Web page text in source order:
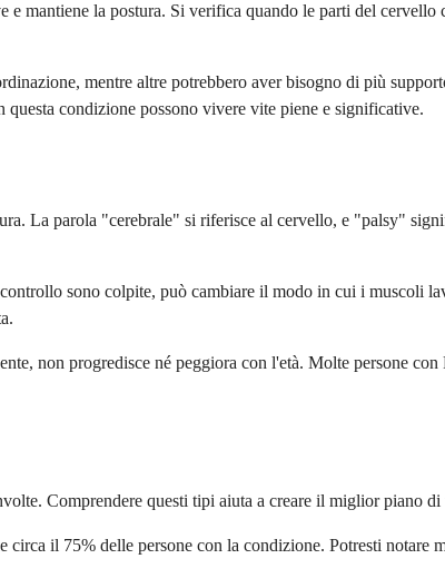
mantiene la postura. Si verifica quando le parti del cervello
mentre altre potrebbero aver bisogno di più
condizione possono vivere vite piene e significative.
La parola "cerebrale" si riferisce al cervello, e "palsy"
sono colpite, può cambiare il modo in cui i muscoli
non progredisce né peggiora con l'età. Molte persone
Comprendere questi tipi aiuta a creare il miglior piano di
il 75% delle persone con la condizione. Potresti notare